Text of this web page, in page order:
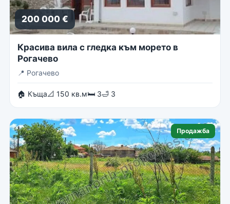
200 000 €
Красива вила с гледка към морето в
Рогачево
📍 Рогачево
🏠 Къща📐 150 кв.м🛏 3🛁 3
Продажба